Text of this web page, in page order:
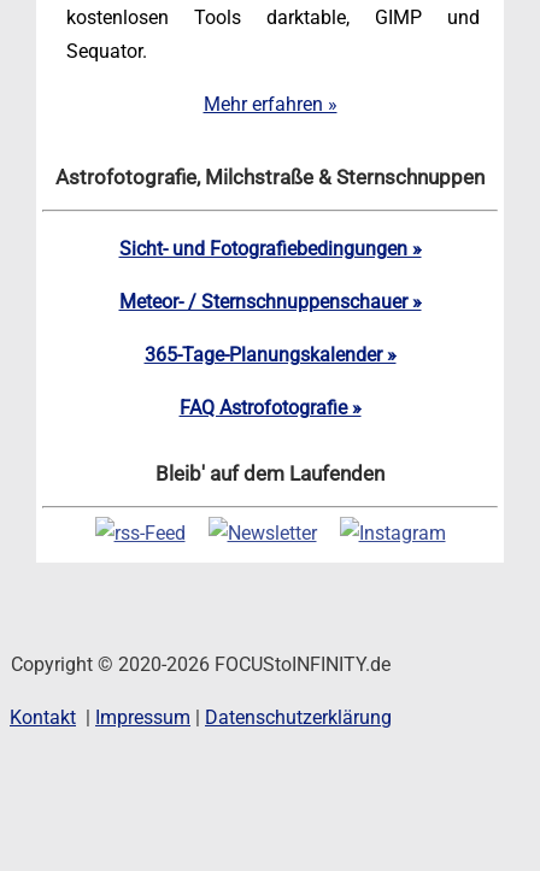
kostenlosen Tools darktable, GIMP und
Sequator.
Mehr erfahren »
Astrofotografie, Milchstraße & Sternschnuppen
Sicht- und Fotografiebedingungen »
Meteor- / Sternschnuppenschauer »
365-Tage-Planungskalender »
FAQ Astrofotografie »
Bleib' auf dem Laufenden
Copyright © 2020-2026 FOCUStoINFINITY.de
Kontakt | Impressum | Datenschutzerklärung